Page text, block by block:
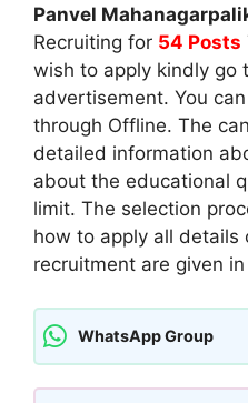
Panvel
Recruiting for 54 Posts
wish to apply kindly go
advertisement. You
through Offline. The
detailed information
about the educational
limit. The selection
how to apply all details
recruitment are given
WhatsApp Group